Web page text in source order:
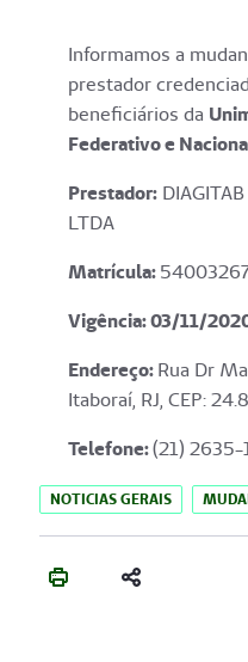
Informamos a
prestador
beneficiários da
Federativo e
Prestador:
LTDA
Matrícula:
Vigência: 03/11/
Endereço:Rua Dr
Itaboraí, RJ, CEP:
Telefone:(21)
NOTICIAS GERAIS